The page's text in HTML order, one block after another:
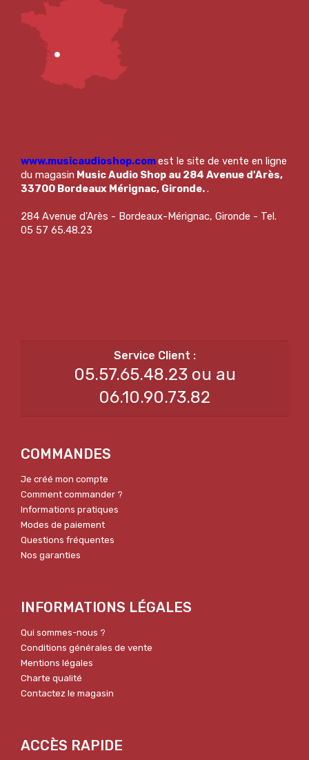
www.musicaudioshop.comest le site de vente en ligne
du magasin Music Audio Shop au 284 Avenue d'Arès,
33700 Bordeaux Mérignac, Gironde..
284 Avenue d'Arès - Bordeaux-Mérignac, Gironde - Tel.
05 57 65.48.23
05.57.65.48.23 ou au
06.10.90.73.82
COMMANDES
Je créé mon compte
Comment commander ?
Informations pratiques
Modes de paiement
Questions fréquentes
Nos garanties
INFORMATIONS LÉGALES
Qui sommes-nous ?
Conditions générales de vente
Mentions légales
Charte qualité
Contactez le magasin
ACCÈS RAPIDE